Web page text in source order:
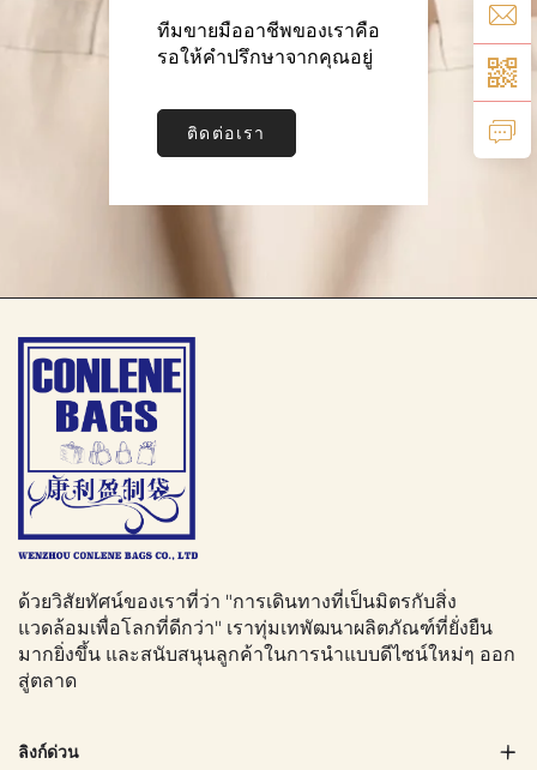
ทีมขายมืออาชีพของเราคือ
รอให้คำปรึกษาจากคุณอยู่
ติดต่อเรา
ด้วยวิสัยทัศน์ของเราที่ว่า "การเดินทางที่เป็นมิตรกับสิ่ง
แวดล้อมเพื่อโลกที่ดีกว่า" เราทุ่มเทพัฒนาผลิตภัณฑ์ที่ยั่งยืน
มากยิ่งขึ้น และสนับสนุนลูกค้าในการนำแบบดีไซน์ใหม่ๆ ออก
สู่ตลาด
ลิงก์ด่วน